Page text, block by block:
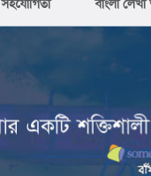
সহযোগিতা বাংলা